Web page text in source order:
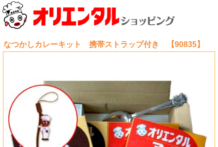
なつかしカレーキット 携帯ストラップ付き 【90835】